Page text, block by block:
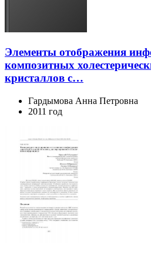
Элементы отображения
композитных
кристаллов с…
Гардымова Анна Петровна
2011 год